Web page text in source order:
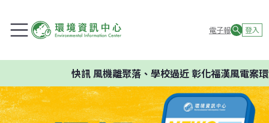
電子報 登入
快訊風機離聚落、學校過近 彰化福漢風電案環